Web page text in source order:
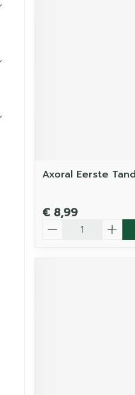
Axoral Eerste
€ 8,99